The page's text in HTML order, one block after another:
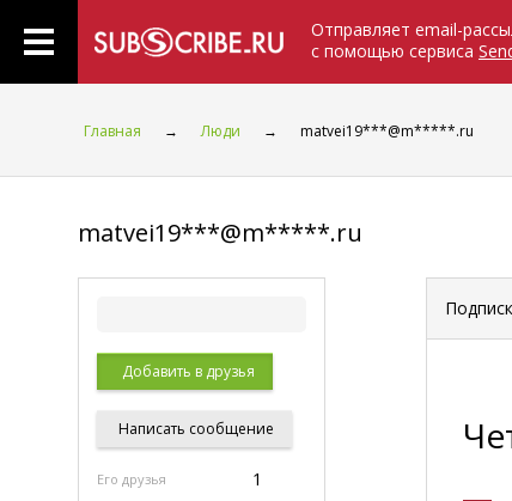
Отправляет email-
с помощью сервиса
Главная → Люди → matvei19***@m*****.ru
matvei19***@m*****.ru
Добавить в друзья
Написать сообщение
Его друзья 1